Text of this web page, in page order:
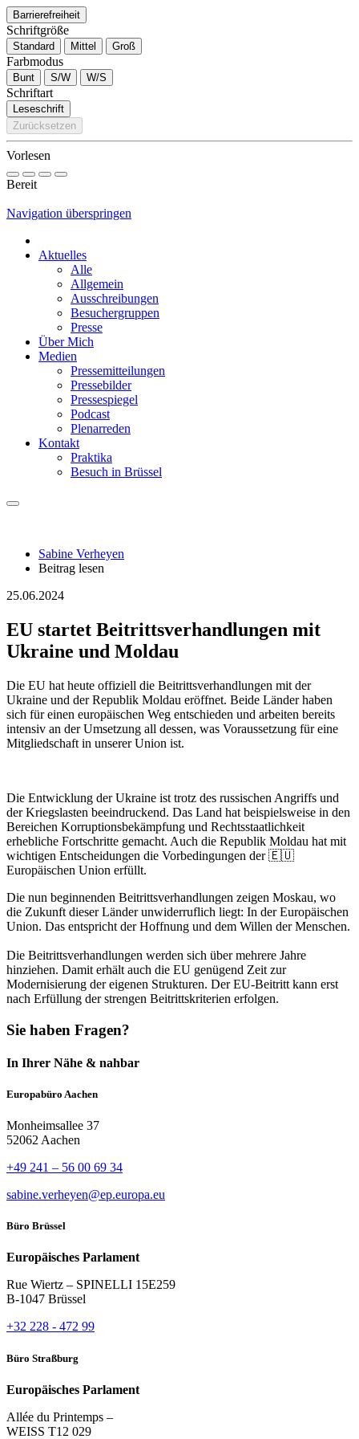
Barrierefreiheit
Schriftgröße
Standard Mittel Groß
Farbmodus
Bunt S/W W/S
Schriftart
Leseschrift
Zurücksetzen
Vorlesen
Bereit
Navigation überspringen
Aktuelles
Alle
Allgemein
Ausschreibungen
Besuchergruppen
Presse
Über Mich
Medien
Pressemitteilungen
Pressebilder
Pressespiegel
Podcast
Plenarreden
Kontakt
Praktika
Besuch in Brüssel
Sabine Verheyen
Beitrag lesen
25.06.2024
EU startet Beitrittsverhandlungen mit
Ukraine und Moldau
Die EU hat heute offiziell die Beitrittsverhandlungen mit der
Ukraine und der Republik Moldau eröffnet. Beide Länder haben
sich für einen europäischen Weg entschieden und arbeiten bereits
intensiv an der Umsetzung all dessen, was Voraussetzung für eine
Mitgliedschaft in unserer Union ist.
Die Entwicklung der Ukraine ist trotz des russischen Angriffs und
der Kriegslasten beeindruckend. Das Land hat beispielsweise in den
Bereichen Korruptionsbekämpfung und Rechtsstaatlichkeit
erhebliche Fortschritte gemacht. Auch die Republik Moldau hat mit
wichtigen Entscheidungen die Vorbedingungen der 🇪🇺
Europäischen Union erfüllt.
Die nun beginnenden Beitrittsverhandlungen zeigen Moskau, wo
die Zukunft dieser Länder unwiderruflich liegt: In der Europäischen
Union. Das entspricht der Hoffnung und dem Willen der Menschen.
Die Beitrittsverhandlungen werden sich über mehrere Jahre
hinziehen. Damit erhält auch die EU genügend Zeit zur
Modernisierung der eigenen Strukturen. Der EU-Beitritt kann erst
nach Erfüllung der strengen Beitrittskriterien erfolgen.
Sie haben Fragen?
In Ihrer Nähe & nahbar
Europabüro Aachen
Monheimsallee 37
52062 Aachen
+49 241 – 56 00 69 34
sabine.verheyen@ep.europa.eu
Büro Brüssel
Europäisches Parlament
Rue Wiertz – SPINELLI 15E259
B-1047 Brüssel
+32 228 - 472 99
Büro Straßburg
Europäisches Parlament
Allée du Printemps –
WEISS T12 029